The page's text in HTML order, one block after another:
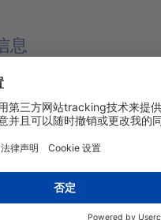
息
-40℃ 至 +85℃
是